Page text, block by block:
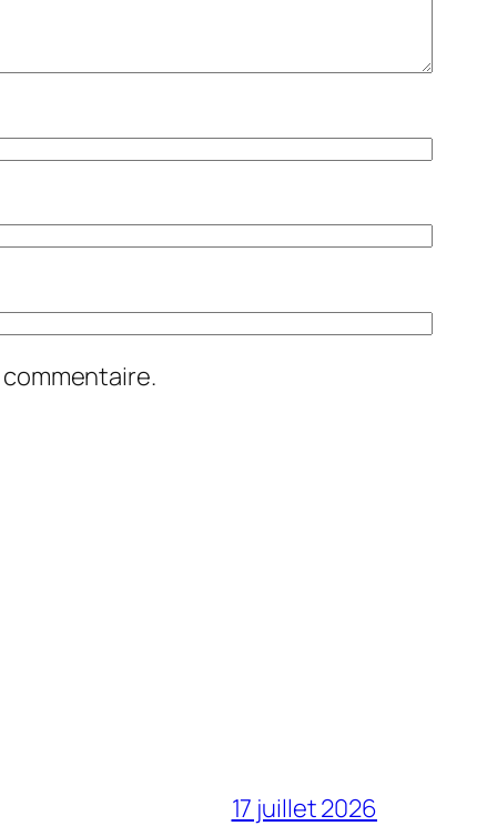
17 juillet 2026